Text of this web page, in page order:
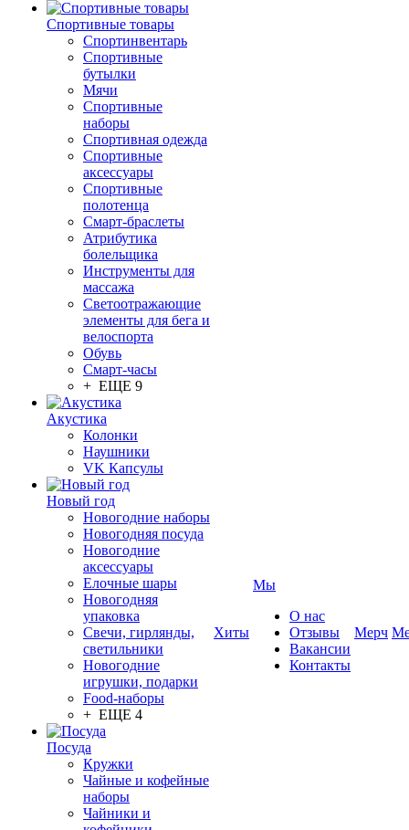
Спортивные товары
Спортинвентарь
Спортивные
бутылки
Мячи
Спортивные
наборы
Спортивная одежда
Спортивные
аксессуары
Спортивные
полотенца
Смарт-браслеты
Атрибутика
болельщика
Инструменты для
массажа
Светоотражающие
элементы для бега и
велоспорта
Обувь
Смарт-часы
+ ЕЩЕ 9
Акустика
Колонки
Наушники
VK Капсулы
Новый год
Новогодние наборы
Новогодняя посуда
Новогодние
аксессуары
Елочные шары
Новогодняя
упаковка
Свечи, гирлянды,
светильники
Новогодние
игрушки, подарки
Food-наборы
+ ЕЩЕ 4
Посуда
Кружки
Чайные и кофейные
наборы
Чайники и
Хиты
Мы
О нас
Отзывы
Вакансии
Контакты
Мерч